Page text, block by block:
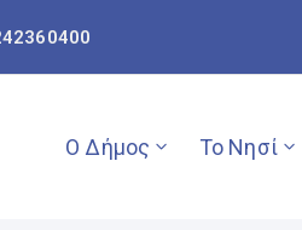
Ο Δήμος Το Νησί